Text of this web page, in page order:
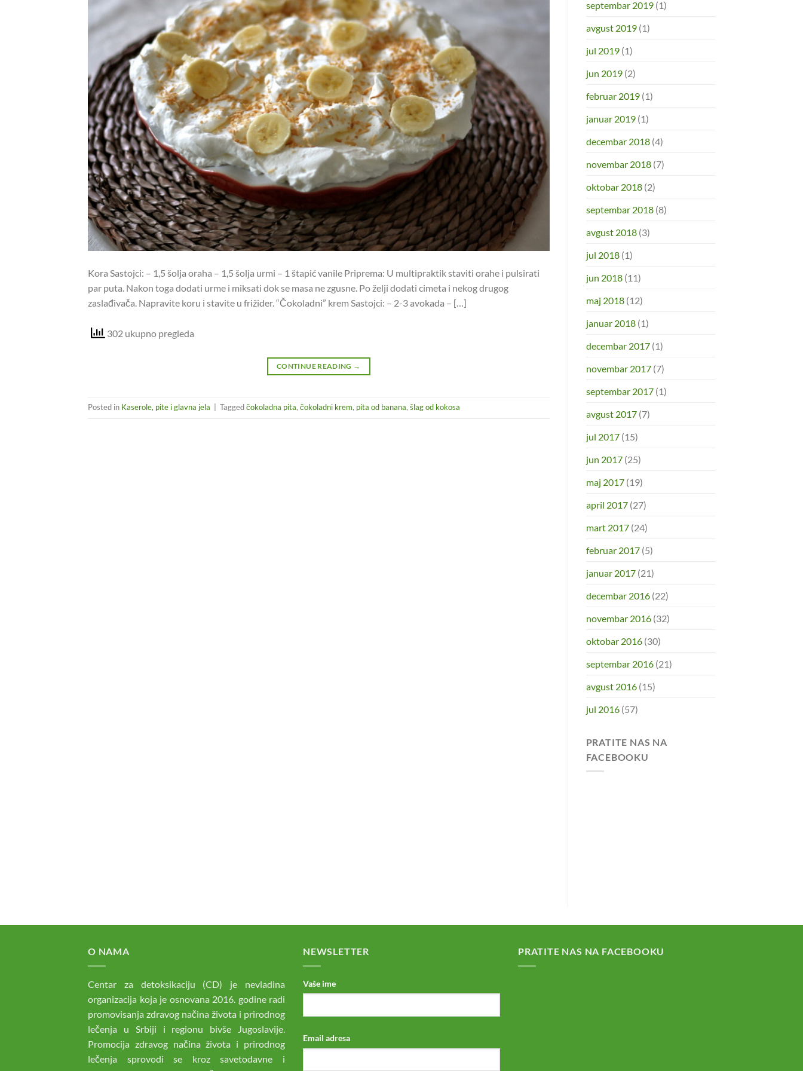
Kora Sastojci: – 1,5 šolja oraha – 1,5 šolja urmi – 1 štapić vanile Priprema: U multipraktik staviti orahe i pulsirati
par puta. Nakon toga dodati urme i miksati dok se masa ne zgusne. Po želji dodati cimeta i nekog drugog
zaslađivača. Napravite koru i stavite u frižider. “Čokoladni” krem Sastojci: – 2-3 avokada – […]
302 ukupno pregleda
CONTINUE READING →
Posted in Kaserole, pite i glavna jela Taggedčokoladna pita, čokoladni krem, pita od banana, šlag od kokosa
septembar 2019(1)
avgust 2019(1)
jul 2019(1)
jun 2019(2)
februar 2019(1)
januar 2019(1)
decembar 2018(4)
novembar 2018(7)
oktobar 2018(2)
septembar 2018(8)
avgust 2018(3)
jul 2018(1)
jun 2018(11)
maj 2018(12)
januar 2018(1)
decembar 2017(1)
novembar 2017(7)
septembar 2017(1)
avgust 2017(7)
jul 2017(15)
jun 2017(25)
maj 2017(19)
april 2017(27)
mart 2017(24)
februar 2017(5)
januar 2017(21)
decembar 2016(22)
novembar 2016(32)
oktobar 2016(30)
septembar 2016(21)
avgust 2016(15)
jul 2016(57)
PRATITE NAS NA
FACEBOOKU
O NAMA
Centar za detoksikaciju (CD) je nevladina
organizacija koja je osnovana 2016. godine radi
promovisanja zdravog načina života i prirodnog
lečenja u Srbiji i regionu bivše Jugoslavije.
Promocija zdravog načina života i prirodnog
lečenja sprovodi se kroz savetodavne i
NEWSLETTER
Vaše ime
Email adresa
PRATITE NAS NA FACEBOOKU